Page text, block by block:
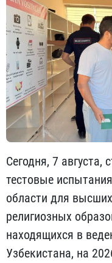
Сегодня, 7 августа,
тестовые
области для
религиозных
находящихся в
Узбекистана, на